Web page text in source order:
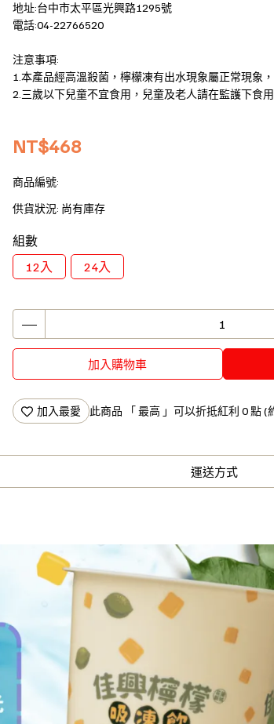
地址:台中市太平區光興路1295號
電話:04-22766520
注意事項:
1.本產品經高溫殺菌，檸檬凍有出水現象屬正常現象
2.三歲以下兒童不宜食用，兒童及老人請在監護下食用
NT$468
商品編號:
供貨狀況: 尚有庫存
組數
12入
24入
加入購物車
加入最愛 此商品 「 最高 」可以折抵紅利 0點 (
運送方式